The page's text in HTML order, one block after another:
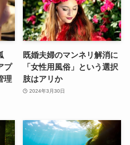
プ
理
既婚夫婦のマンネリ解消に
「女性用風俗」という選択
肢はアリか
2024年3月30日